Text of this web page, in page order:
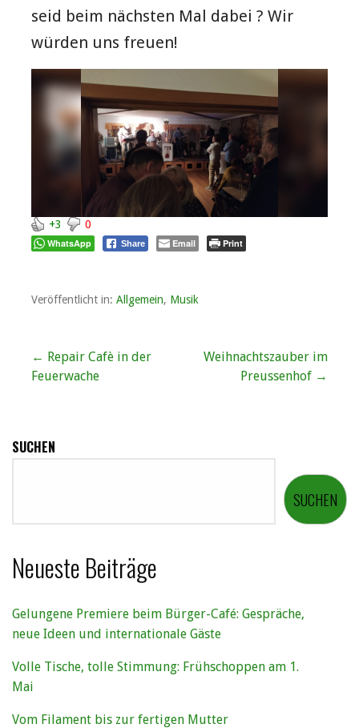
seid beim nächsten Mal dabei ? Wir
würden uns freuen!
+3 0
WhatsApp Share Email Print
Veröffentlicht in: Allgemein, Musik
Beitragsnavigation
← Repair Cafè in der
Feuerwache
Weihnachtszauber im
Preussenhof →
SUCHEN
SUCHEN
Neueste Beiträge
Gelungene Premiere beim Bürger-Café: Gespräche,
neue Ideen und internationale Gäste
Volle Tische, tolle Stimmung: Frühschoppen am 1.
Mai
Vom Filament bis zur fertigen Mutter